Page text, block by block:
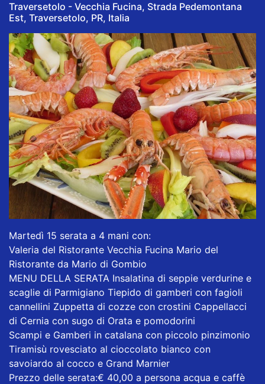
Traversetolo - Vecchia Fucina, Strada Pedemontana
Est, Traversetolo, PR, Italia
Martedì 15 serata a 4 mani con:
Valeria del Ristorante Vecchia Fucina Mario del
Ristorante da Mario di Gombio
MENU DELLA SERATA Insalatina di seppie verdurine e
scaglie di Parmigiano Tiepido di gamberi con fagioli
cannellini Zuppetta di cozze con crostini Cappellacci
di Cernia con sugo di Orata e pomodorini
Scampi e Gamberi in catalana con piccolo pinzimonio
Tiramisù rovesciato al cioccolato bianco con
savoiardo al cocco e Grand Marnier
Prezzo delle serata:€ 40,00 a persona acqua e caffè